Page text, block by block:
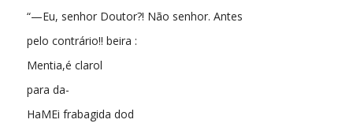
“—Eu, senhor Doutor?! Não senhor. Antes
pelo contrário!! beira :
Mentia,é clarol
para da-
HaMEi frabagida dod